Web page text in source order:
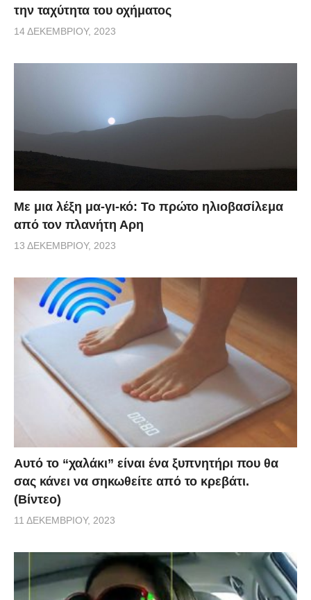
την ταχύτητα του οχήματος
14 ΔΕΚΕΜΒΡΊΟΥ, 2023
Με μια λέξη μα-γι-κό: Το πρώτο ηλιοβασίλεμα
από τον πλανήτη Αρη
13 ΔΕΚΕΜΒΡΊΟΥ, 2023
Αυτό το “χαλάκι” είναι ένα ξυπνητήρι που θα
σας κάνει να σηκωθείτε από το κρεβάτι.
(Βίντεο)
11 ΔΕΚΕΜΒΡΊΟΥ, 2023